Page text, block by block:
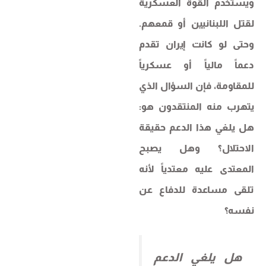
ويستخدم القوة العسكرية
لقتل اللبنانيين أو قمعهم.
وحتى لو كانت إيران تقدم
دعماً مالياً أو عسكرياً
للمقاومة، فإن السؤال الذي
يتهرب منه المنتقدون هو:
هل يلغي هذا الدعم حقيقة
الاحتلال؟ وهل يصبح
المعتدى عليه معتدياً لأنه
تلقى مساعدة للدفاع عن
نفسه؟
هل يلغي الدعم